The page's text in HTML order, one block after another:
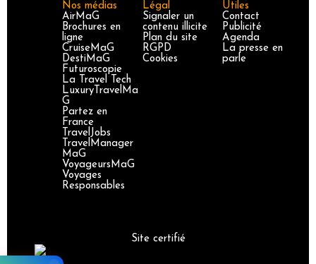
Nos médias
AirMaG
Brochures en
ligne
CruiseMaG
DestiMaG
Futuroscopie
La Travel Tech
LuxuryTravelMa
G
Partez en
France
TravelJobs
TravelManager
MaG
VoyageursMaG
Voyages
Responsables
Légal
Signaler un
contenu illicite
Plan du site
RGPD
Cookies
Utiles
Contact
Publicité
Agenda
La presse en
parle
Site certifié